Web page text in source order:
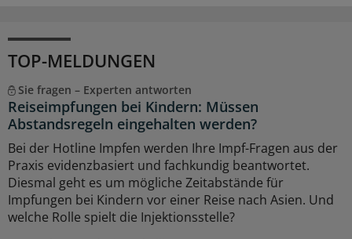
TOP-MELDUNGEN
Sie fragen – Experten antworten
Reiseimpfungen bei Kindern: Müssen
Abstandsregeln eingehalten werden?
Bei der Hotline Impfen werden Ihre Impf-Fragen aus der
Praxis evidenzbasiert und fachkundig beantwortet.
Diesmal geht es um mögliche Zeitabstände für
Impfungen bei Kindern vor einer Reise nach Asien. Und
welche Rolle spielt die Injektionsstelle?